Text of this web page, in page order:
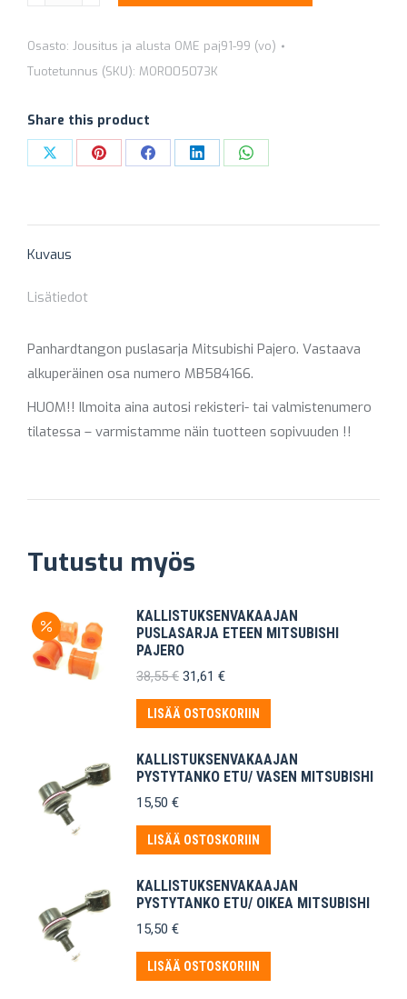
PAJERO
määrä
Osasto: Jousitus ja alusta OME paj91-99 (vo)
Tuotetunnus (SKU): MOR005073K
Share this product
Share Share Share Share Share
Kuvaus
Lisätiedot
Panhardtangon puslasarja Mitsubishi Pajero. Vastaava
alkuperäinen osa numero MB584166.
HUOM!! Ilmoita aina autosi rekisteri- tai valmistenumero
tilatessa – varmistamme näin tuotteen sopivuuden !!
Tutustu myös
KALLISTUKSENVAKAAJAN
PUSLASARJA ETEEN MITSUBISHI
PAJERO
38,55€ Alkuperäinen
oli:
38,55 €.
31,61 €Nykyinen
on:
31,61 €.
LISÄÄ OSTOSKORIIN
KALLISTUKSENVAKAAJAN
PYSTYTANKO ETU/ VASEN MITSUBISHI
15,50 €
LISÄÄ OSTOSKORIIN
KALLISTUKSENVAKAAJAN
PYSTYTANKO ETU/ OIKEA MITSUBISHI
15,50 €
LISÄÄ OSTOSKORIIN